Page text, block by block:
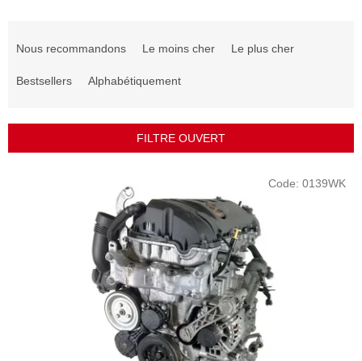
r
Nous recommandons Le moins cher Le plus cher
Bestsellers Alphabétiquement
FILTRE OUVERT
Code: 0139WK